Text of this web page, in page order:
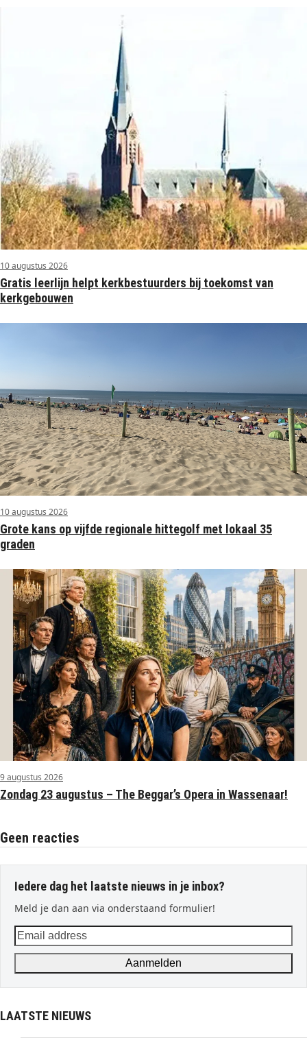
10 augustus 2026
Gratis leerlijn helpt kerkbestuurders bij toekomst van
kerkgebouwen
10 augustus 2026
Grote kans op vijfde regionale hittegolf met lokaal 35
graden
9 augustus 2026
Zondag 23 augustus – The Beggar’s Opera in Wassenaar!
Geen reacties
Iedere dag het laatste nieuws in je inbox?
Meld je dan aan via onderstaand formulier!
Email
address
Aanmelden
LAATSTE NIEUWS